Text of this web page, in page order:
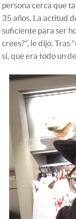
persona cerca que
35 años. La actitud
suficiente para ser
crees?", le dijo. Tras
sí, que era todo un